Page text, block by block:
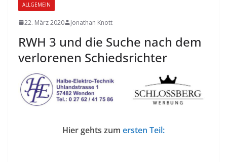
ALLGEMEIN
22. März 2020 Jonathan Knott
RWH 3 und die Suche nach dem
verlorenen Schiedsrichter
Hier gehts zum ersten Teil: